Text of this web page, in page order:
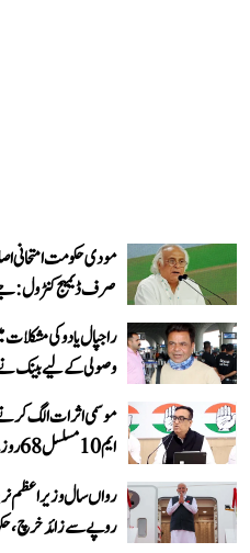
مودی حکومت امتحانی
صرف ڈیمیج کنٹرول:
وصولی کے لیے بینک نے
موسمی اثرات الگ کرنے
ایم 10 مسلسل 68 روز سے گزشتہ سال سے زیادہ: اجے ماکن
روپے سے زائد خرچ،